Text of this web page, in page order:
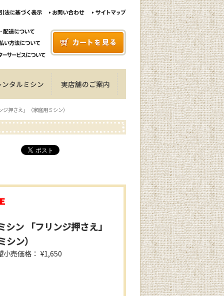
ンタルミシン 実店舗のご案内
押さえ」（家庭用ミシン）
シン 「フリンジ押さえ」
シン）
小売価格： ¥1,650